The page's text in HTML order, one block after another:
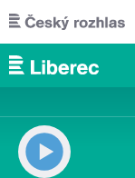
Přejít k hlavnímu